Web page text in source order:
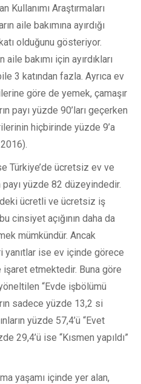
Kullanımı Araştırmaları
aile bakımına ayırdığı
olduğunu gösteriyor.
aile bakımı için ayırdıkları
3 katından fazla. Ayrıca ev
göre de yemek, çamaşır
payı yüzde 90’ları geçerken
hiçbirinde yüzde 9’a
Türkiye’de ücretsiz ev ve
payı yüzde 82 düzeyindedir.
ücretli ve ücretsiz iş
cinsiyet açığının daha da
mümkündür. Ancak
yanıtlar ise ev içinde görece
etmektedir. Buna göre
“Evde işbölümü
sadece yüzde 13,2 si
yüzde 57,4’ü “Evet
29,4’ü ise “Kısmen yapıldı”
yaşamı içinde yer alan,